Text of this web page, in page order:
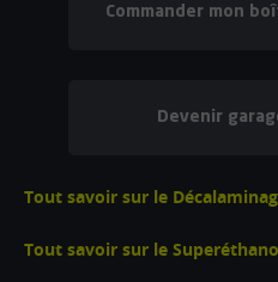
Commander mon
Devenir
Tout savoir sur le
Tout savoir sur le